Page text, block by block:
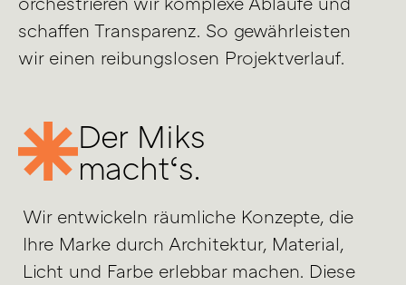
schaffen Transparenz. So gewährleisten
wir einen reibungslosen Projektverlauf.
Der Miks
macht‘s.
Wir entwickeln räumliche Konzepte, die
Ihre Marke durch Architektur, Material,
Licht und Farbe erlebbar machen. Diese